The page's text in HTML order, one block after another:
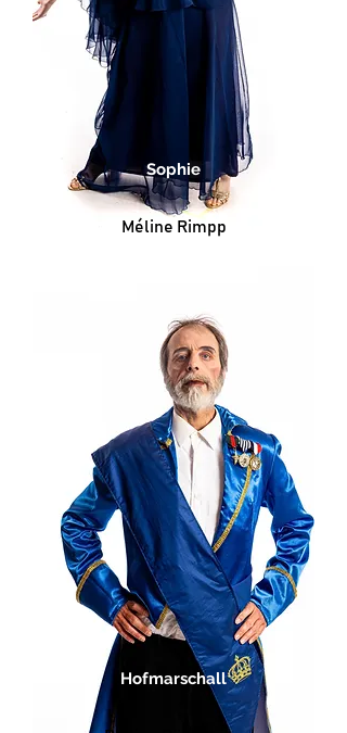
Sophie
Méline Rimpp
Hofmarschall